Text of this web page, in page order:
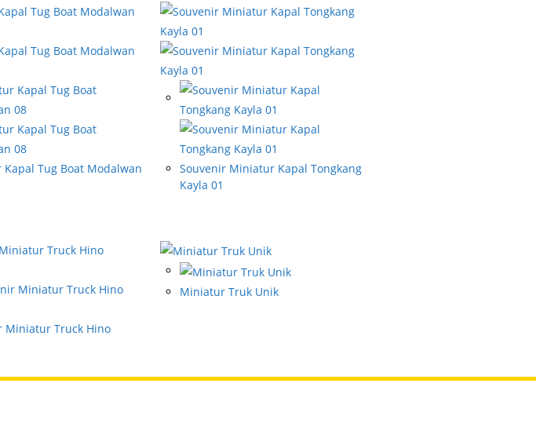
Tug Boat Modalwan
Souvenir Miniatur Kapal Tongkang
Kayla 01
Miniatur Truck Hino
Miniatur Truk Unik